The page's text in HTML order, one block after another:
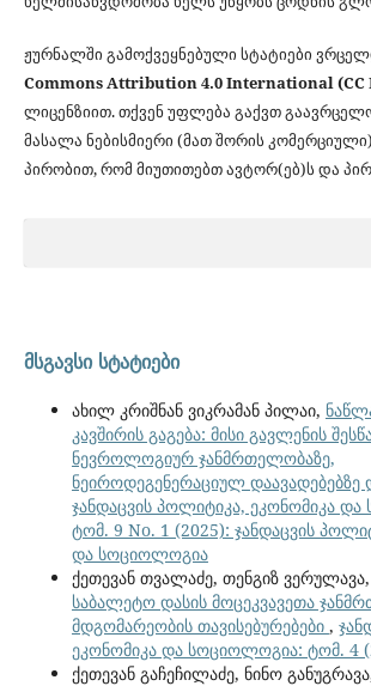
ჟურნალში გამოქვეყნებული სტატიები
Commons Attribution 4.0 International (CC
ლიცენზიით. თქვენ უფლება გაქვთ
მასალა ნებისმიერი (მათ შორის
პირობით, რომ მიუთითებთ ავტორ(ებ)ს და
მსგავსი სტატიები
ახილ კრიშნან ვიკრამან პილაი,
კავშირის გაგება: მისი გავლენის
ნევროლოგიურ ჯანმრთელობაზე,
ნეიროდეგენერაციულ დაავადებებზე
ჯანდაცვის პოლიტიკა, ეკონომიკა
ტომ. 9 No. 1 (2025): ჯანდაცვის
და სოციოლოგია
ქეთევან თვალაძე, თენგიზ ვერულავა,
საბალეტო დასის მოცეკვავეთა
მდგომარეობის თავისებურებები ,
ეკონომიკა და სოციოლოგია: ტომ. 4
ქეთევან გაჩეჩილაძე, ნინო